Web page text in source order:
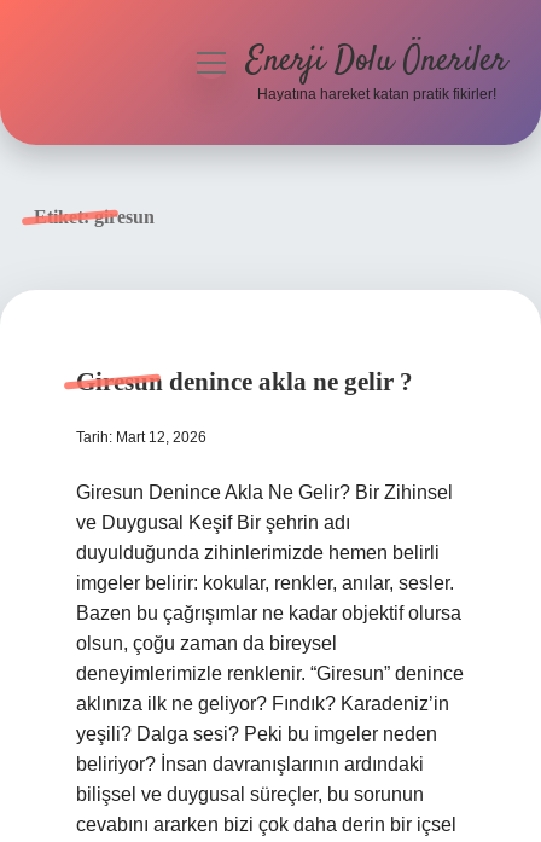
menüyüEnerji Dolu Öneriler
Hayatına hareket katan pratik fikirler!
Etiket:giresun
Giresun denince akla ne gelir ?
Tarih: Mart 12, 2026
Giresun Denince Akla Ne Gelir? Bir Zihinsel
ve Duygusal Keşif Bir şehrin adı
duyulduğunda zihinlerimizde hemen belirli
imgeler belirir: kokular, renkler, anılar, sesler.
Bazen bu çağrışımlar ne kadar objektif olursa
olsun, çoğu zaman da bireysel
deneyimlerimizle renklenir. “Giresun” denince
aklınıza ilk ne geliyor? Fındık? Karadeniz’in
yeşili? Dalga sesi? Peki bu imgeler neden
beliriyor? İnsan davranışlarının ardındaki
bilişsel ve duygusal süreçler, bu sorunun
cevabını ararken bizi çok daha derin bir içsel